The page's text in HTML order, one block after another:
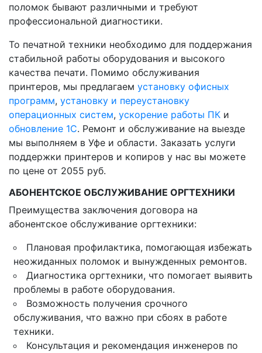
поломок бывают различными и требуют
профессиональной диагностики.
То печатной техники необходимо для поддержания
стабильной работы оборудования и высокого
качества печати. Помимо обслуживания
принтеров, мы предлагаем установку офисных
программ, установку и переустановку
операционных систем, ускорение работы ПК и
обновление 1С. Ремонт и обслуживание на выезде
мы выполняем в Уфе и области. Заказать услуги
поддержки принтеров и копиров у нас вы можете
по цене от 2055 руб.
АБОНЕНТСКОЕ ОБСЛУЖИВАНИЕ ОРГТЕХНИКИ
Преимущества заключения договора на
абонентское обслуживание оргтехники:
Плановая профилактика, помогающая избежать
неожиданных поломок и вынужденных ремонтов.
Диагностика оргтехники, что помогает выявить
проблемы в работе оборудования.
Возможность получения срочного
обслуживания, что важно при сбоях в работе
техники.
Консультация и рекомендация инженеров по